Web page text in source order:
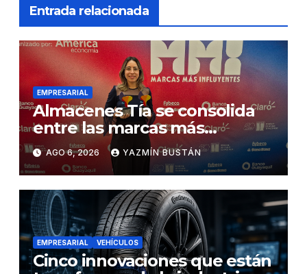
Entrada relacionada
EMPRESARIAL
Almacenes Tía se consolida
entre las marcas más
influyentes del Ecuador
AGO 6, 2026 YAZMÍN BUSTÁN
EMPRESARIAL VEHÍCULOS
Cinco innovaciones que están